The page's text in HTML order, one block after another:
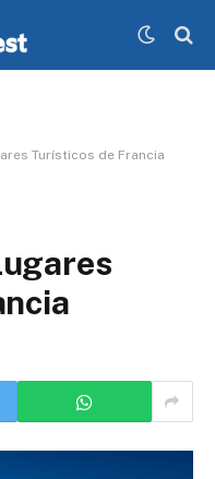
Turísticos de Francia